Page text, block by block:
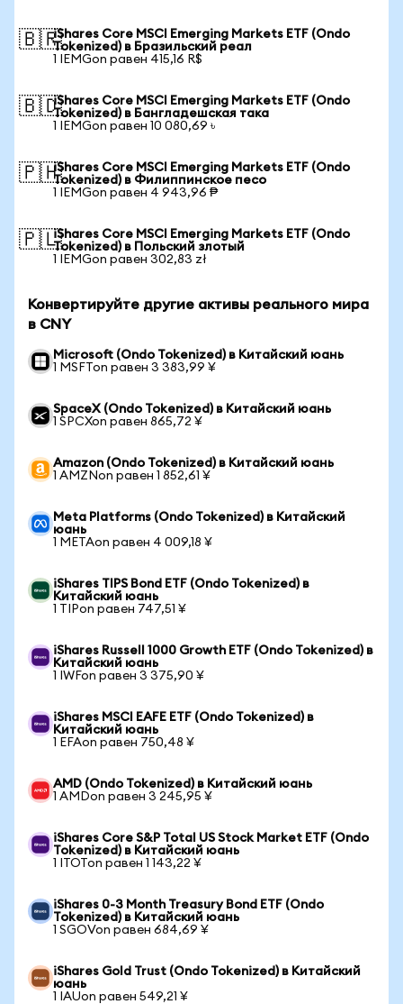
🇧🇷iShares Core MSCI Emerging Markets ETF (Ondo
Tokenized) в Бразильский реал
1 IEMGon равен 415,16 R$
🇧🇩iShares Core MSCI Emerging Markets ETF (Ondo
Tokenized) в Бангладешская така
1 IEMGon равен 10 080,69 ৳
🇵🇭iShares Core MSCI Emerging Markets ETF (Ondo
Tokenized) в Филиппинское песо
1 IEMGon равен 4 943,96 ₱
🇵🇱iShares Core MSCI Emerging Markets ETF (Ondo
Tokenized) в Польский злотый
1 IEMGon равен 302,83 zł
Конвертируйте другие активы реального мира
в CNY
Microsoft (Ondo Tokenized) в Китайский юань
1 MSFTon равен 3 383,99 ¥
SpaceX (Ondo Tokenized) в Китайский юань
1 SPCXon равен 865,72 ¥
Amazon (Ondo Tokenized) в Китайский юань
1 AMZNon равен 1 852,61 ¥
Meta Platforms (Ondo Tokenized) в Китайский
юань
1 METAon равен 4 009,18 ¥
iShares TIPS Bond ETF (Ondo Tokenized) в
Китайский юань
1 TIPon равен 747,51 ¥
iShares Russell 1000 Growth ETF (Ondo Tokenized) в
Китайский юань
1 IWFon равен 3 375,90 ¥
iShares MSCI EAFE ETF (Ondo Tokenized) в
Китайский юань
1 EFAon равен 750,48 ¥
AMD (Ondo Tokenized) в Китайский юань
1 AMDon равен 3 245,95 ¥
iShares Core S&P Total US Stock Market ETF (Ondo
Tokenized) в Китайский юань
1 ITOTon равен 1 143,22 ¥
iShares 0-3 Month Treasury Bond ETF (Ondo
Tokenized) в Китайский юань
1 SGOVon равен 684,69 ¥
iShares Gold Trust (Ondo Tokenized) в Китайский
юань
1 IAUon равен 549,21 ¥